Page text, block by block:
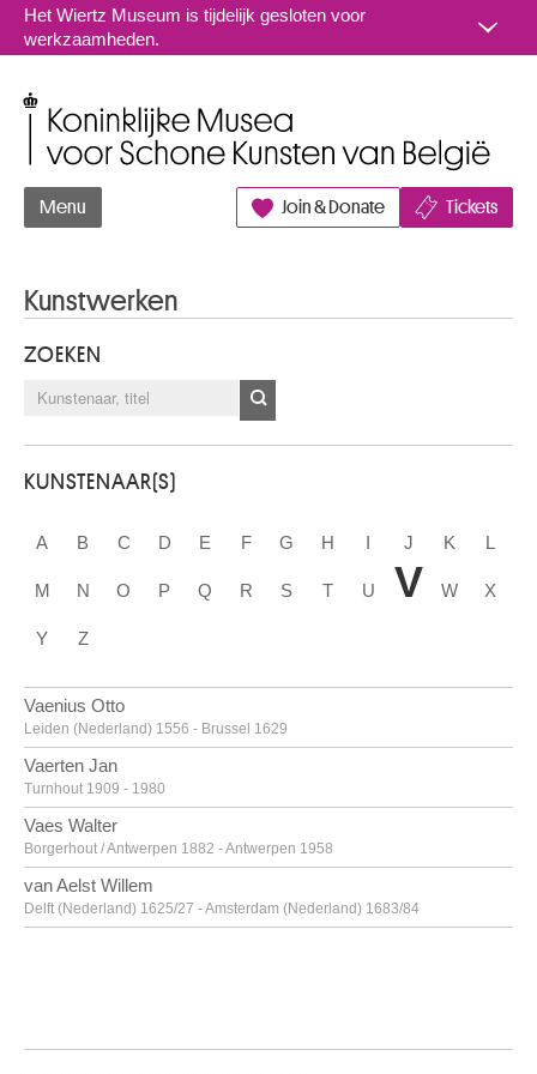
Naar inhoud
Het Wiertz Museum is tijdelijk gesloten voor
werkzaamheden.
Menu Join & Donate Tickets
Kunstwerken
ZOEKEN
KUNSTENAAR(S)
A B C D E F G H I J K L
M N O P Q R S T U V W X
Y Z
Vaenius Otto
Leiden (Nederland) 1556 - Brussel 1629
Vaerten Jan
Turnhout 1909 - 1980
Vaes Walter
Borgerhout / Antwerpen 1882 - Antwerpen 1958
van Aelst Willem
Delft (Nederland) 1625/27 - Amsterdam (Nederland) 1683/84